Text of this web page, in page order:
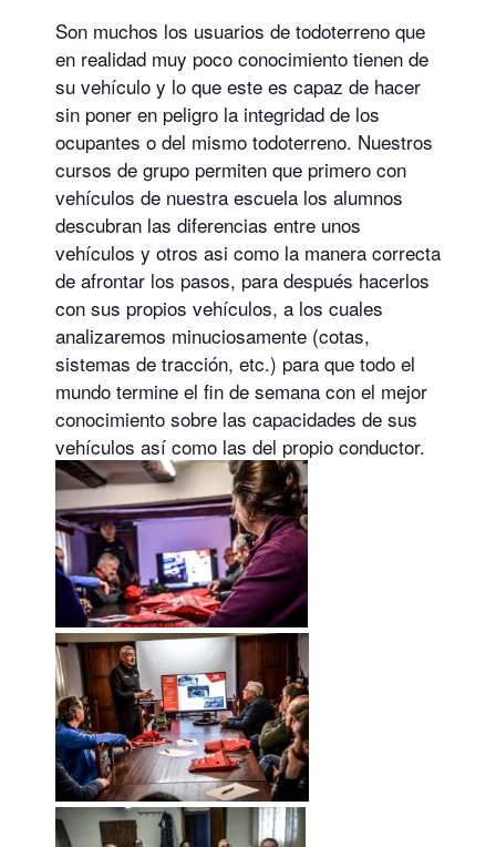
Son muchos los usuarios de todoterreno que
en realidad muy poco conocimiento tienen de
su vehículo y lo que este es capaz de hacer
sin poner en peligro la integridad de los
ocupantes o del mismo todoterreno. Nuestros
cursos de grupo permiten que primero con
vehículos de nuestra escuela los alumnos
descubran las diferencias entre unos
vehículos y otros asi como la manera correcta
de afrontar los pasos, para después hacerlos
con sus propios vehículos, a los cuales
analizaremos minuciosamente (cotas,
sistemas de tracción, etc.) para que todo el
mundo termine el fin de semana con el mejor
conocimiento sobre las capacidades de sus
vehículos así como las del propio conductor.